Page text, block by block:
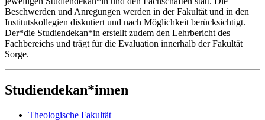
Beschwerden und Anregungen werden in der Fakultät und in den
Institutskollegien diskutiert und nach Möglichkeit berücksichtigt.
Der*die Studiendekan*in erstellt zudem den Lehrbericht des
Fachbereichs und trägt für die Evaluation innerhalb der Fakultät
Sorge.
Studiendekan*innen
Theologische Fakultät